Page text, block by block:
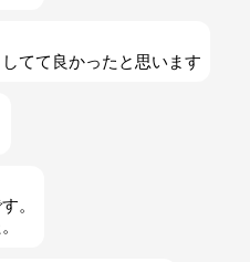
てて良かったと思います
。